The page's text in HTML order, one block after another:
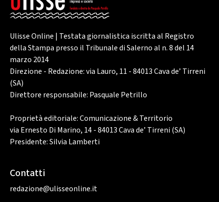
Ulisse Online | Testata giornalistica iscritta al Registro
della Stampa presso il Tribunale di Salerno al n. 8 del 14
marzo 2014
Direzione - Redazione: via Lauro, 11 - 84013 Cava de’ Tirreni
(SA)
Direttore responsabile: Pasquale Petrillo
Proprietà editoriale: Comunicazione & Territorio
via Ernesto Di Marino, 14 - 84013 Cava de’ Tirreni (SA)
Presidente: Silvia Lamberti
Contatti
redazione@ulisseonline.it